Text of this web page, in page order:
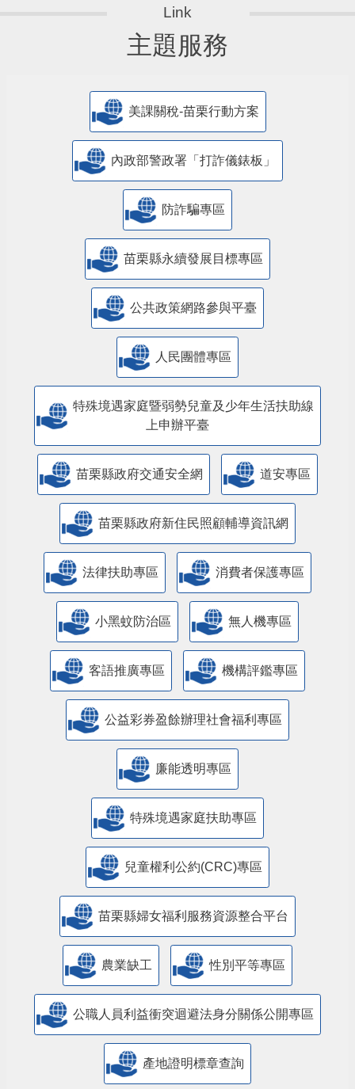
主題服務
美課關稅-苗栗行動方案
內政部警政署「打詐儀錶板」
防詐騙專區
苗栗縣永續發展目標專區
公共政策網路參與平臺
人民團體專區
特殊境遇家庭暨弱勢兒童及少年生活扶助線
上申辦平臺
苗栗縣政府交通安全網 道安專區
苗栗縣政府新住民照顧輔導資訊網
法律扶助專區 消費者保護專區
小黑蚊防治區 無人機專區
客語推廣專區 機構評鑑專區
公益彩券盈餘辦理社會福利專區
廉能透明專區
特殊境遇家庭扶助專區
兒童權利公約(CRC)專區
苗栗縣婦女福利服務資源整合平台
農業缺工 性別平等專區
公職人員利益衝突迴避法身分關係公開專區
產地證明標章查詢